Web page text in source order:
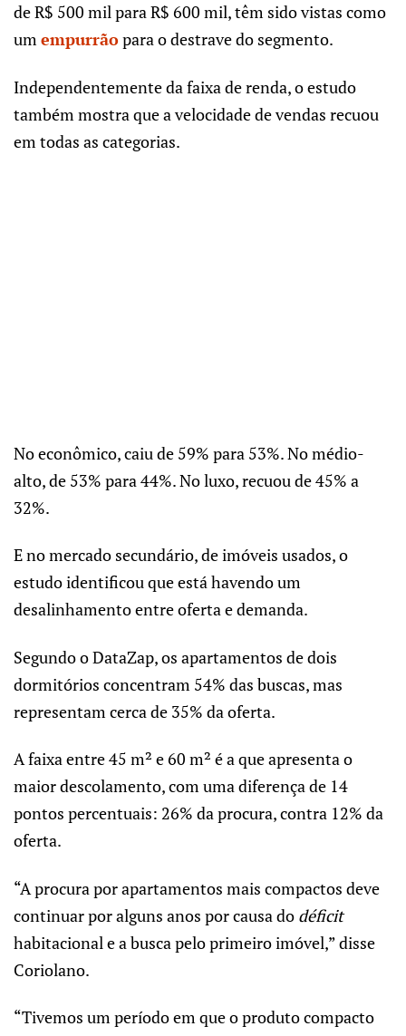
de R$ 500 mil para R$ 600 mil, têm sido vistas como
umempurrãopara o destrave do segmento.
Independentemente da faixa de renda, o estudo
também mostra que a velocidade de vendas recuou
em todas as categorias.
No econômico, caiu de 59% para 53%. No médio-
alto, de 53% para 44%. No luxo, recuou de 45% a
32%.
E no mercado secundário, de imóveis usados, o
estudo identificou que está havendo um
desalinhamento entre oferta e demanda.
Segundo o DataZap, os apartamentos de dois
dormitórios concentram 54% das buscas, mas
representam cerca de 35% da oferta.
A faixa entre 45 m² e 60 m² é a que apresenta o
maior descolamento, com uma diferença de 14
pontos percentuais: 26% da procura, contra 12% da
oferta.
“A procura por apartamentos mais compactos deve
continuar por alguns anos por causa do déficit
habitacional e a busca pelo primeiro imóvel,” disse
Coriolano.
“Tivemos um período em que o produto compacto